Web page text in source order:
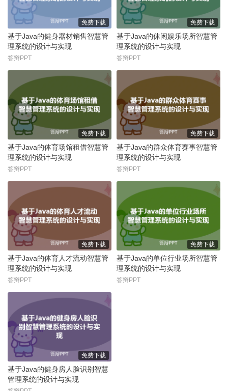
免费下载
基于Java的健身器材销售智慧管
理系统的设计与实现
答辩PPT
免费下载
基于Java的休闲娱乐场所智慧管
理系统的设计与实现
答辩PPT
免费下载
基于Java的体育场馆租借智慧管
理系统的设计与实现
答辩PPT
免费下载
基于Java的群众体育赛事智慧管
理系统的设计与实现
答辩PPT
免费下载
基于Java的体育人才流动智慧管
理系统的设计与实现
答辩PPT
免费下载
基于Java的单位行业场所智慧管
理系统的设计与实现
答辩PPT
免费下载
基于Java的健身房人脸识别智慧
管理系统的设计与实现